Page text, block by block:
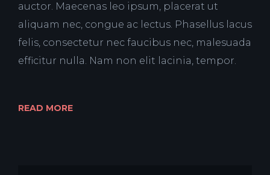
auctor. Maecenas leo ipsum, placerat ut
aliquam nec, congue ac lectus. Phasellus lacus
felis, consectetur nec faucibus nec, malesuada
efficitur nulla. Nam non elit lacinia, tempor.
READ MORE